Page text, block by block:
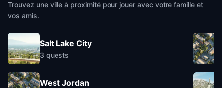
Trouvez une ville à proximité pour jouer avec votre famille et
vos amis.
Salt Lake City
3 quests
West Jordan